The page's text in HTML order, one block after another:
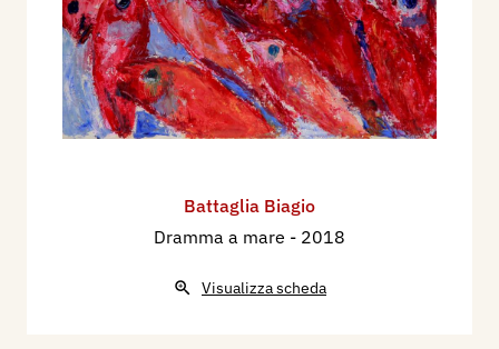
Battaglia Biagio
Dramma a mare - 2018
Visualizza scheda